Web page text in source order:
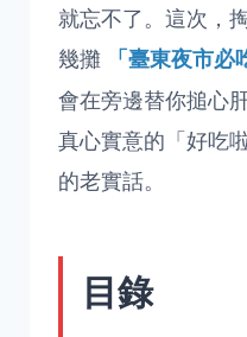
就忘不了。這次，
幾攤 「臺東夜市必
會在旁邊替你搥心
真心實意的「好吃
的老實話。
目錄